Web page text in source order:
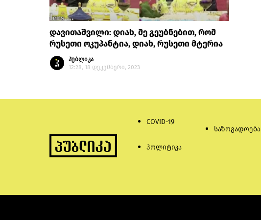
დავითაშვილი: დიახ, მე გეუბნებით, რომ
რუსეთი ოკუპანტია, დიახ, რუსეთი მტერია
პუბლიკა
12:28, 18 დეკემბერი, 2023
COVID-19
პოლიტიკა
საზოგადოება